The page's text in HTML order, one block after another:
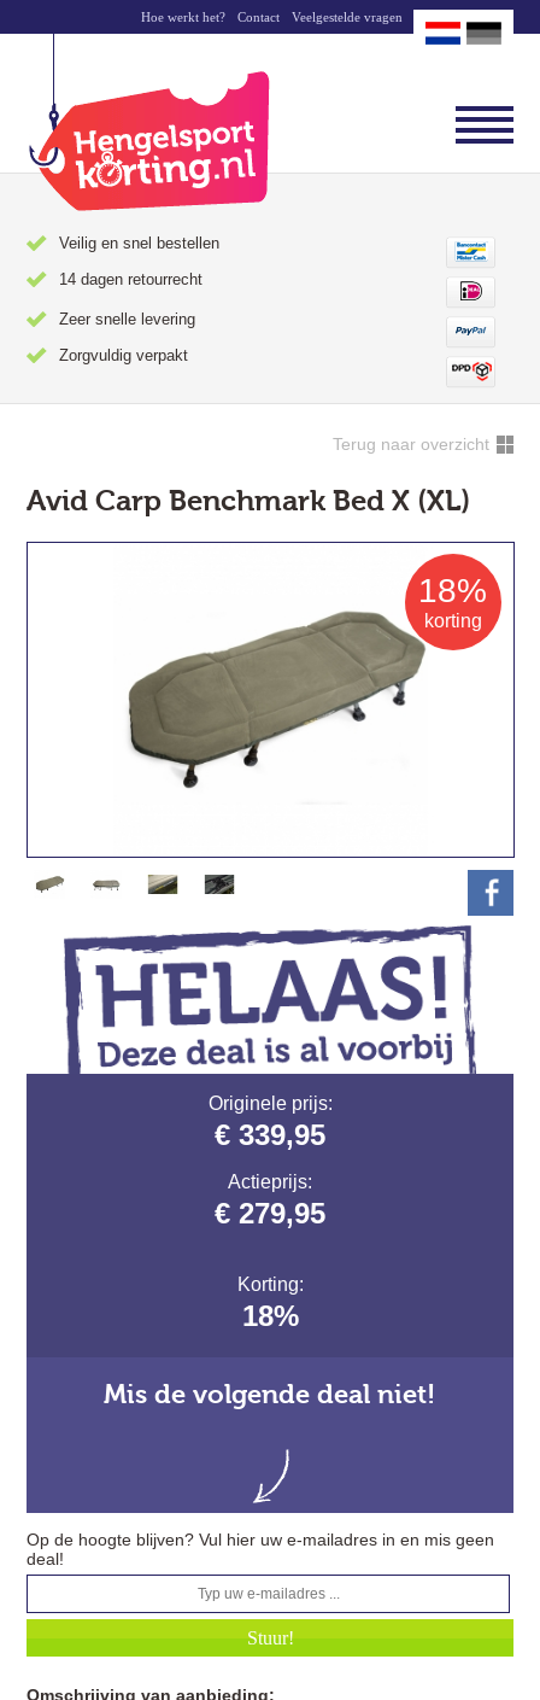
Hoe werkt het? Contact Veelgestelde vragen
Veilig en snel bestellen
14 dagen retourrecht
Zeer snelle levering
Zorgvuldig verpakt
Terug naar overzicht
Avid Carp Benchmark Bed X (XL)
18%
korting
Originele prijs:
€ 339,95
Actieprijs:
€ 279,95
Korting:
18%
Mis de volgende deal niet!
Op de hoogte blijven? Vul hier uw e-mailadres in en mis geen
deal!
Omschrijving van aanbieding: